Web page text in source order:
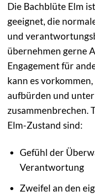
Die Bachblüte Elm
geeignet, die
und
übernehmen gerne
Engagement für
kann es vorkommen,
aufbürden und
zusammenbrechen.
Elm-Zustand sind:
Gefühl der
Verantwortung
Zweifel an den